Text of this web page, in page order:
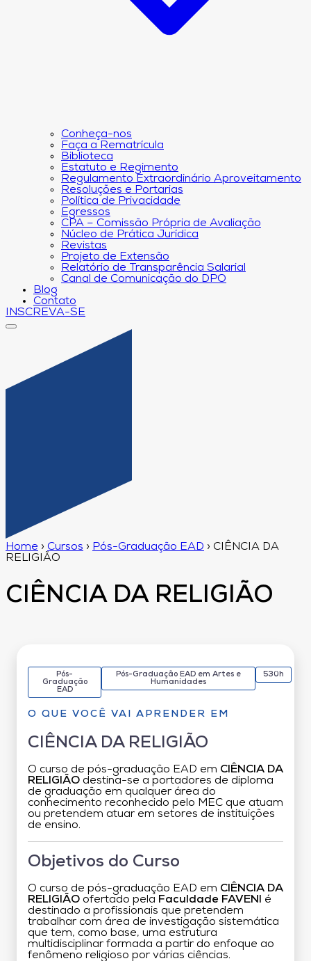
Conheça-nos
Faça a Rematrícula
Biblioteca
Estatuto e Regimento
Regulamento Extraordinário Aproveitamento
Resoluções e Portarias
Política de Privacidade
Egressos
CPA – Comissão Própria de Avaliação
Núcleo de Prática Jurídica
Revistas
Projeto de Extensão
Relatório de Transparência Salarial
Canal de Comunicação do DPO
Blog
Contato
INSCREVA-SE
Home › Cursos › Pós-Graduação EAD › CIÊNCIA DA
RELIGIÃO
CIÊNCIA DA RELIGIÃO
Pós-
Graduação
EAD
Pós-Graduação EAD em Artes e
Humanidades
530h
O QUE VOCÊ VAI APRENDER EM
CIÊNCIA DA RELIGIÃO
O curso de pós-graduação EAD em CIÊNCIA DA
RELIGIÃO destina-se a portadores de diploma
de graduação em qualquer área do
conhecimento reconhecido pelo MEC que atuam
ou pretendem atuar em setores de instituições
de ensino.
Objetivos do Curso
O curso de pós-graduação EAD em CIÊNCIA DA
RELIGIÃO ofertado pela Faculdade FAVENI
é
destinado a profissionais que pretendem
trabalhar com área de investigação sistemática
que tem, como base, uma estrutura
multidisciplinar formada a partir do enfoque ao
fenômeno religioso por várias ciências.